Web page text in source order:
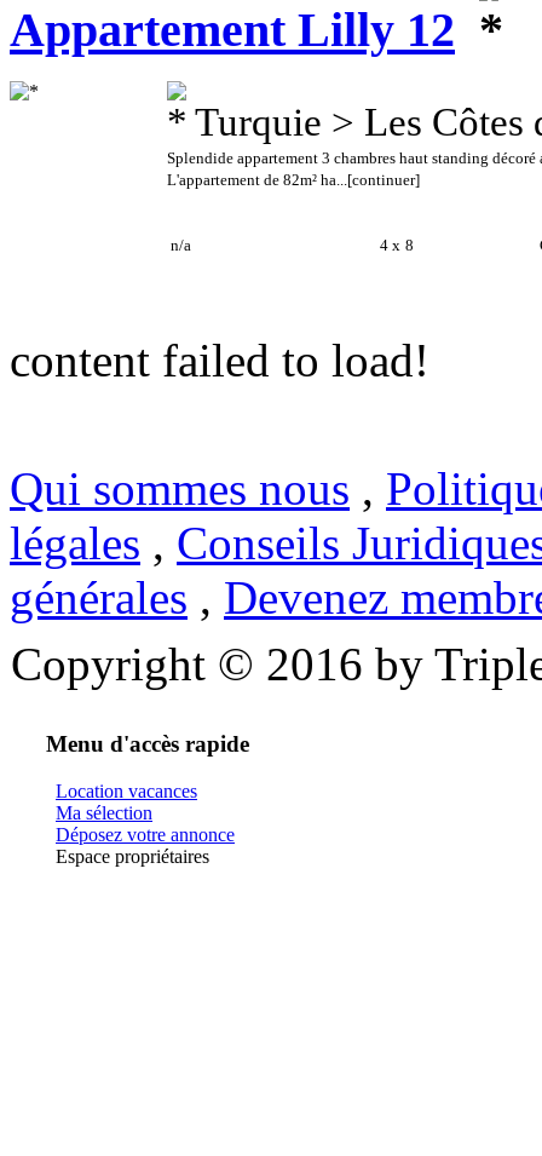
Appartement Lilly 12
Turquie > Les Côtes
Splendide appartement 3 chambres haut standing
L'appartement de 82m² ha... [continuer]
n/a 4 x 8
content failed to load!
Qui sommes nous ,
légales , Conseils
générales , Devenez
Copyright © 2016 by
Menu d'accès rapide
Location vacances
Ma sélection
Déposez votre annonce
Espace propriétaires